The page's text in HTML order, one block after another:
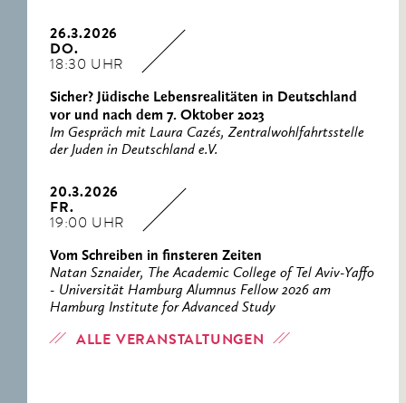
26.3.2026
DO.
18:30 UHR
Sicher? Jüdische Lebensrealitäten in Deutschland
vor und nach dem 7. Oktober 2023
Im Gespräch mit Laura Cazés, Zentralwohlfahrtsstelle
der Juden in Deutschland e.V.
20.3.2026
FR.
19:00 UHR
Vom Schreiben in finsteren Zeiten
Natan Sznaider, The Academic College of Tel Aviv-Yaffo
- Universität Hamburg Alumnus Fellow 2026 am
Hamburg Institute for Advanced Study
ALLE VERANSTALTUNGEN